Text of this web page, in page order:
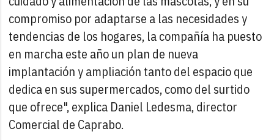
compromiso por adaptarse a las necesidades y
tendencias de los hogares, la compañía ha puesto
en marcha este año un plan de nueva
implantación y ampliación tanto del espacio que
dedica en sus supermercados, como del surtido
que ofrece", explica Daniel Ledesma, director
Comercial de Caprabo.